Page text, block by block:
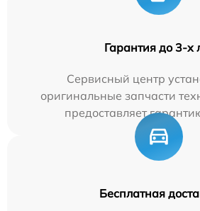
Гарантия до 3-х
Сервисный центр
оригинальные запчасти
предоставляет
Бесплатная